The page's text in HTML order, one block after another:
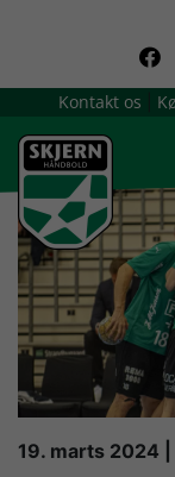
Kontakt os
Om Skjern
Ligatruppen
Sponsorer
Billetsalg /
Presse
19. marts 2024